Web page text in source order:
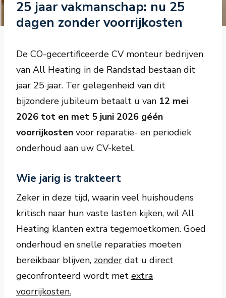
25 jaar vakmanschap: nu 25
dagen zonder voorrijkosten
De CO-gecertificeerde CV monteur bedrijven
van All Heating in de Randstad bestaan dit
jaar 25 jaar. Ter gelegenheid van dit
bijzondere jubileum betaalt u van 12 mei
2026 tot en met 5 juni 2026 géén
voorrijkosten voor reparatie- en periodiek
onderhoud aan uw CV-ketel.
Wie jarig is trakteert
Zeker in deze tijd, waarin veel huishoudens
kritisch naar hun vaste lasten kijken, wil All
Heating klanten extra tegemoetkomen. Goed
onderhoud en snelle reparaties moeten
bereikbaar blijven, zonder dat u direct
geconfronteerd wordt met extra
voorrijkosten.